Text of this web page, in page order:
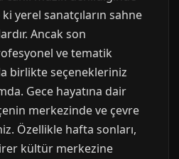
yerel sanatçıların sahne
Ancak son
ve tematik
birlikte seçenekleriniz
Gece hayatına dair
merkezinde ve çevre
Özellikle hafta sonları,
kültür merkezine